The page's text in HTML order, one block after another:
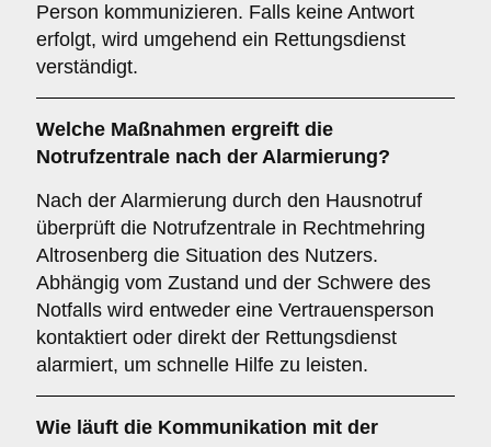
Person kommunizieren. Falls keine Antwort
erfolgt, wird umgehend ein Rettungsdienst
verständigt.
Welche Maßnahmen ergreift die
Notrufzentrale nach der Alarmierung?
Nach der Alarmierung durch den Hausnotruf
überprüft die Notrufzentrale in Rechtmehring
Altrosenberg die Situation des Nutzers.
Abhängig vom Zustand und der Schwere des
Notfalls wird entweder eine Vertrauensperson
kontaktiert oder direkt der Rettungsdienst
alarmiert, um schnelle Hilfe zu leisten.
Wie läuft die Kommunikation mit der